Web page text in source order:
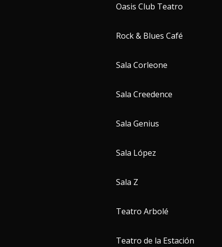
Oasis Club Teatro
Rock & Blues Café
Sala Corleone
Sala Creedence
Sala Genius
Sala López
Sala Z
Teatro Arbolé
Teatro de la Estación